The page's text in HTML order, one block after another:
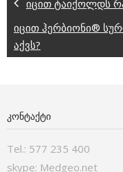
იცით ტაიქოლდს რა
იცით ჰერბიონი®
აქვს?
ᲙᲝᲜᲢᲐᲥᲢᲘ
Tel.: 577 235 400
skype: Medgeo.net